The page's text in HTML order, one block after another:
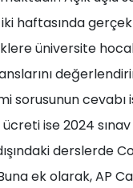
iki haftasında
üniversite
sorusunun
ücreti ise 2024
derslerde
Buna ek olarak, AP